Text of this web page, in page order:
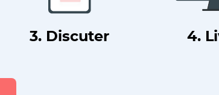
3. Discuter 4.